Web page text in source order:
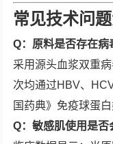
常见技术问
Q：原料是否存在病
采用源头血浆双重
次均通过HBV、
国药典》免疫球蛋白
Q：敏感肌使用是否